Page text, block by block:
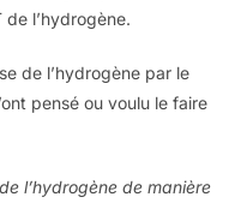
l’hydrogène.
de l’hydrogène par le
pensé ou voulu le faire
l’hydrogène de manière